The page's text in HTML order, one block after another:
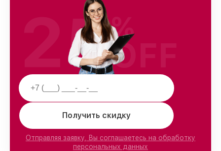
Получить скидку
Отправляя заявку, Вы соглашаетесь на обработку
персональных данных
25%
OFF